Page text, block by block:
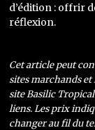
d’édition : offrir
réflexion.
Cet article peut
sites marchands
site Basilic
liens. Les prix
changer au fil du